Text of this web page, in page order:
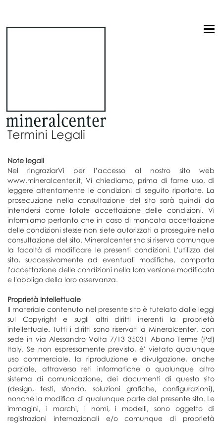
T
o
n
Termini Legali
Note legali
Nel ringraziarVi per l’accesso al nostro sito web
www.mineralcenter.it, Vi chiediamo, prima di farne uso, di
leggere attentamente le condizioni di seguito riportate. La
prosecuzione nella consultazione del sito sarà quindi da
intendersi come totale accettazione delle condizioni. Vi
informiamo pertanto che in caso di mancata accettazione
delle condizioni stesse non siete autorizzati a proseguire nella
consultazione del sito. Mineralcenter snc si riserva comunque
la facoltà di modificare le presenti condizioni. L'utilizzo del
sito, successivamente ad eventuali modifiche, comporta
l'accettazione delle condizioni nella loro versione modificata
e l'obbligo della loro osservanza.
Proprietà Intellettuale
Il materiale contenuto nel presente sito è tutelato dalle leggi
sul Copyright e sugli altri diritti inerenti la proprietà
intellettuale. Tutti i diritti sono riservati a Mineralcenter, con
sede in via Alessandro Volta 7/13 35031 Abano Terme (Pd)
Italy. Se non espressamente previsto, è' vietato qualunque
uso commerciale, la riproduzione e divulgazione, anche
parziale, attraverso reti informatiche o qualunque altro
sistema di comunicazione, dei documenti di questo sito
(design, testi, sfondo, soluzioni grafiche, configurazioni),
nonché la modifica di qualunque parte del presente sito. Le
immagini, i marchi, i nomi, i modelli, sono oggetto di
registrazioni internazionali e/o comunque di proprietà